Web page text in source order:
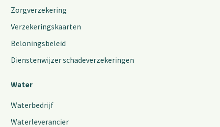
Zorgverzekering
Verzekeringskaarten
Beloningsbeleid
Dienstenwijzer schadeverzekeringen
Water
Waterbedrijf
Waterleverancier